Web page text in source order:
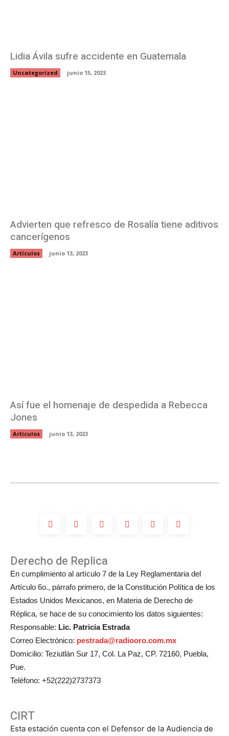
Lidia Ávila sufre accidente en Guatemala
Uncategorized junio 15, 2023
Advierten que refresco de Rosalía tiene aditivos
cancerígenos
Artículos junio 13, 2023
Así fue el homenaje de despedida a Rebecca
Jones
Artículos junio 13, 2023
Derecho de Replica
En cumplimiento al artículo 7 de la Ley Reglamentaria del
Artículo 6o., párrafo primero, de la Constitución Política de los
Estados Unidos Mexicanos, en Materia de Derecho de
Réplica, se hace de su conocimiento los datos siguientes:
Responsable: Lic. Patricia Estrada
Correo Electrónico: pestrada@radiooro.com.mx
Domicilio: Teziutlán Sur 17, Col. La Paz, CP. 72160, Puebla,
Pue.
Teléfono: +52(222)2737373
CIRT
Esta estación cuenta con el Defensor de la Audiencia de